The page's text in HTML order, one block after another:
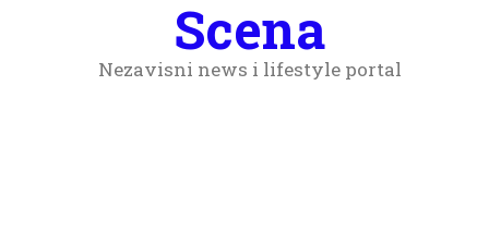
Scena
Nezavisni news i lifestyle portal